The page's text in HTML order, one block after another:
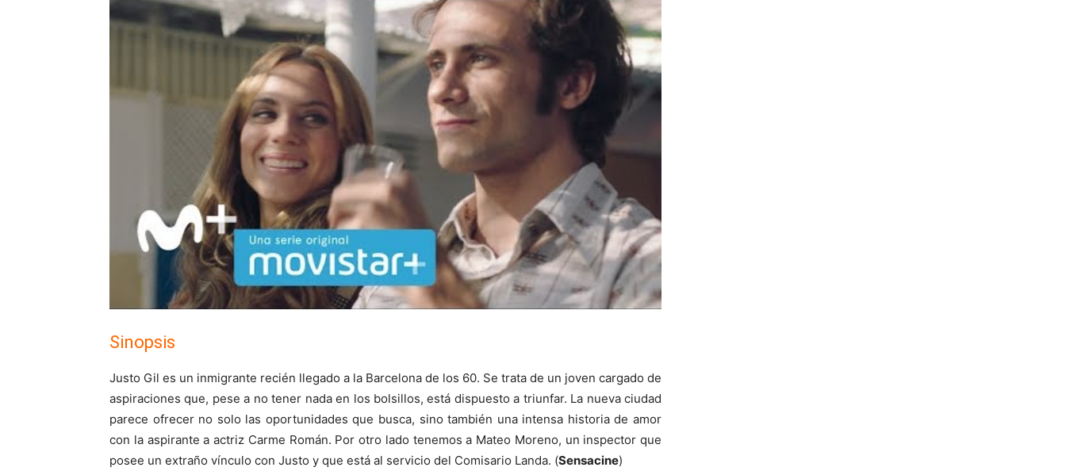
Sinopsis
Justo Gil es un inmigrante recién llegado a la Barcelona de los 60. Se trata de un joven cargado de
aspiraciones que, pese a no tener nada en los bolsillos, está dispuesto a triunfar. La nueva ciudad
parece ofrecer no solo las oportunidades que busca, sino también una intensa historia de amor
con la aspirante a actriz Carme Román. Por otro lado tenemos a Mateo Moreno, un inspector que
posee un extraño vínculo con Justo y que está al servicio del Comisario Landa. (Sensacine)